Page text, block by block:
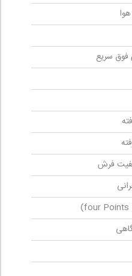
فوق سریع
فرش